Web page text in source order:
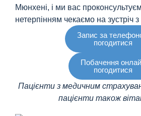
Мюнхені, і ми вас
нетерпінням чекаємо на зустріч
Запис за
погодитися
Побачення
погодитися
Пацієнти з медичним
пацієнти також